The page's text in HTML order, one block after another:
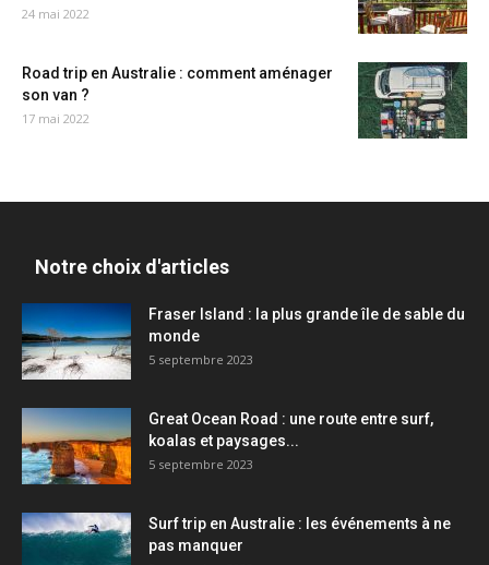
24 mai 2022
Road trip en Australie : comment aménager
son van ?
17 mai 2022
Notre choix d'articles
Fraser Island : la plus grande île de sable du
monde
5 septembre 2023
Great Ocean Road : une route entre surf,
koalas et paysages...
5 septembre 2023
Surf trip en Australie : les événements à ne
pas manquer